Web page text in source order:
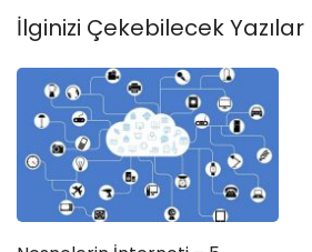
İlginizi Çekebilecek Yazılar